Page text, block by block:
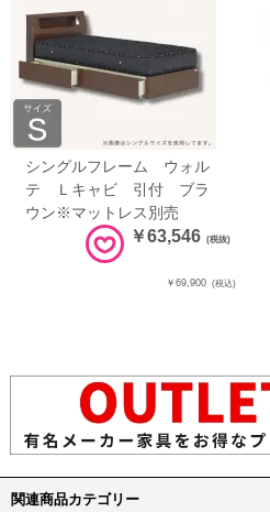
シングルフレーム ウォル
テ Ｌキャビ 引付 ブラ
ウン※マットレス別売
￥63,546 (税抜)
￥69,900 (税込)
関連商品カテゴリー